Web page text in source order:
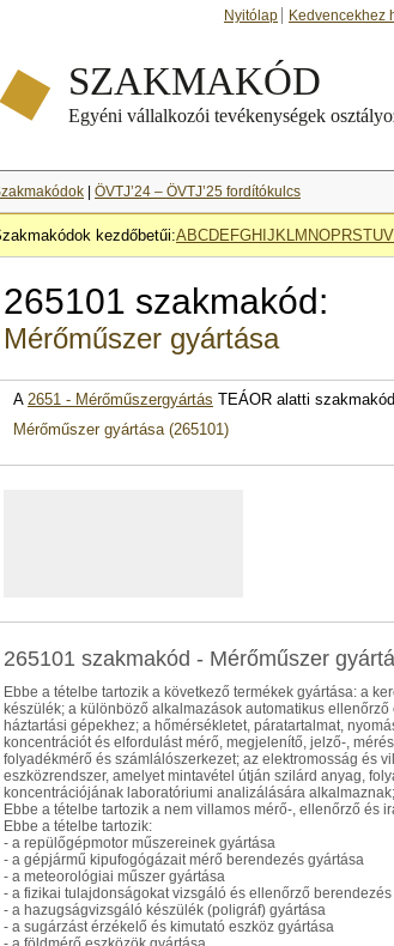
Nyitólap Kedvencekhez
ÖVTJ’24 – ÖVTJ’25 fordítókulcs
kezdőbetűi:ABCDE FGH J KLM NOP RSTUV
265101 szakmakód:
Mérőműszer gyártása
A 2651 - Mérőműszergyártás TEÁOR alatti
Mérőműszer gyártása (265101)
265101 szakmakód - Mérőműszer
Ebbe a tételbe tartozik a következő termékek gyártása: a
készülék; a különböző alkalmazások automatikus
háztartási gépekhez; a hőmérsékletet, páratartalmat,
koncentrációt és elfordulást mérő, megjelenítő, jelző-,
folyadékmérő és számlálószerkezet; az elektromosság és
eszközrendszer, amelyet mintavétel útján szilárd anyag,
koncentrációjának laboratóriumi analizálására
Ebbe a tételbe tartozik a nem villamos mérő-, ellenőrző és
Ebbe a tételbe tartozik:
- a repülőgépmotor műszereinek gyártása
- a gépjármű kipufogógázait mérő berendezés gyártása
- a meteorológiai műszer gyártása
- a fizikai tulajdonságokat vizsgáló és ellenőrző
- a hazugságvizsgáló készülék (poligráf) gyártása
- a sugárzást érzékelő és kimutató eszköz gyártása